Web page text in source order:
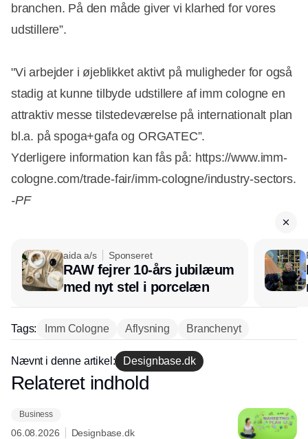
branchen. På den måde giver vi klarhed for vores
udstillere”.
Annonce
"Vi arbejder i øjeblikket aktivt på muligheder for også
stadig at kunne tilbyde udstillere af imm cologne en
attraktiv messe tilstedeværelse på internationalt plan
bl.a. på spoga+gafa og ORGATEC”.
Yderligere information kan fås på: https://www.imm-
cologne.com/trade-fair/imm-cologne/industry-sectors.
-PF
aida a/s Sponseret
RAW fejrer 10-års jubilæum
med nyt stel i porcelæn
Tags: Imm Cologne Aflysning Branchenyt
Nævnt i denne artikel: Designbase.dk
Annonce
Relateret indhold
Business
06.08.2026 Designbase.dk